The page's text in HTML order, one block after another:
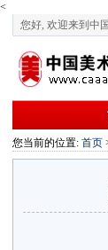
<
您好, 欢迎来到中
您当前的位置: 首页